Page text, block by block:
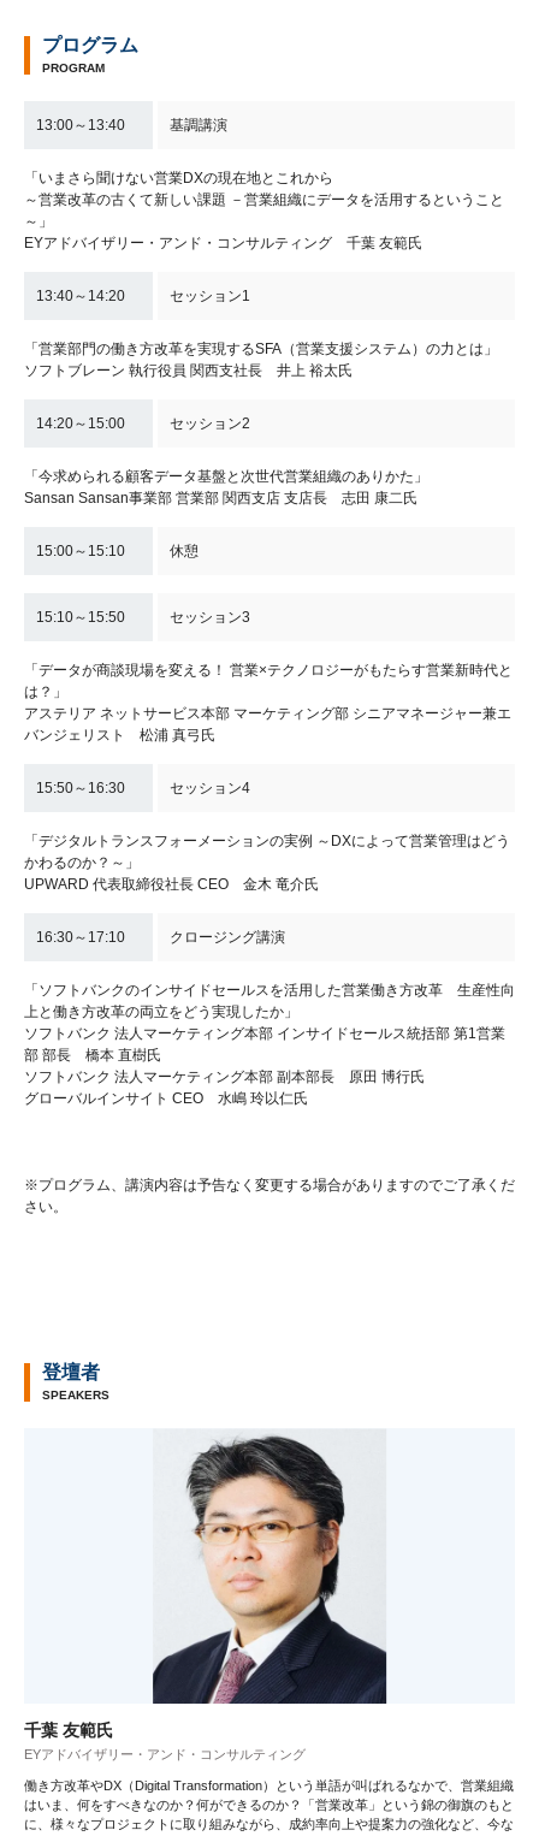
プログラム
PROGRAM
13:00～13:40 基調講演
「いまさら聞けない営業DXの現在地とこれから
～営業改革の古くて新しい課題 －営業組織にデータを活用するということ
～」
EYアドバイザリー・アンド・コンサルティング 千葉 友範氏
13:40～14:20 セッション1
「営業部門の働き方改革を実現するSFA（営業支援システム）の力とは」
ソフトブレーン 執行役員 関西支社長 井上 裕太氏
14:20～15:00 セッション2
「今求められる顧客データ基盤と次世代営業組織のありかた」
Sansan Sansan事業部 営業部 関西支店 支店長 志田 康二氏
15:00～15:10 休憩
15:10～15:50 セッション3
「データが商談現場を変える！ 営業×テクノロジーがもたらす営業新時代と
は？」
アステリア ネットサービス本部 マーケティング部 シニアマネージャー兼エ
バンジェリスト 松浦 真弓氏
15:50～16:30 セッション4
「デジタルトランスフォーメーションの実例 ～DXによって営業管理はどう
かわるのか？～」
UPWARD 代表取締役社長 CEO 金木 竜介氏
16:30～17:10 クロージング講演
「ソフトバンクのインサイドセールスを活用した営業働き方改革 生産性向
上と働き方改革の両立をどう実現したか」
ソフトバンク 法人マーケティング本部 インサイドセールス統括部 第1営業
部 部長 橋本 直樹氏
ソフトバンク 法人マーケティング本部 副本部長 原田 博行氏
グローバルインサイト CEO 水嶋 玲以仁氏
※プログラム、講演内容は予告なく変更する場合がありますのでご了承くだ
さい。
登壇者
SPEAKERS
千葉 友範氏
EYアドバイザリー・アンド・コンサルティング
働き方改革やDX（Digital Transformation）という単語が叫ばれるなかで、営業組織
はいま、何をすべきなのか？何ができるのか？「営業改革」という錦の御旗のもと
に、様々なプロジェクトに取り組みながら、成約率向上や提案力の強化など、今な